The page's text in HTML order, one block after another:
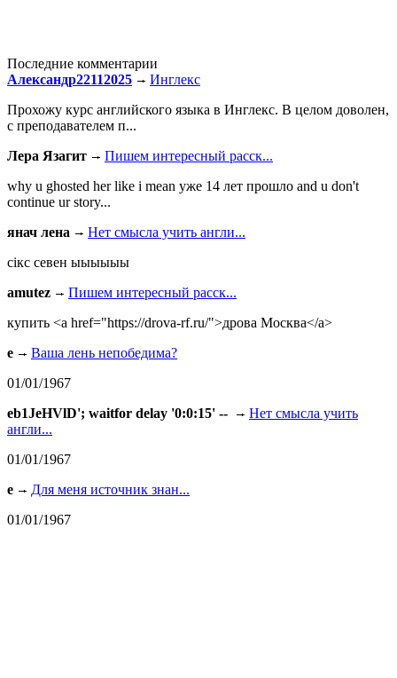
Последние комментарии
Александр22112025
Инглекс
Прохожу курс английского языка в Инглекс. В целом доволен,
с преподавателем п...
Лера Язагит
Пишем интересный расск...
why u ghosted her like i mean уже 14 лет прошло and u don't
continue ur story...
янач лена
Нет смысла учить англи...
сiкс севен ыыыыыы
amutez
Пишем интересный расск...
купить <a href="https://drova-rf.ru/">дрова Москва</a>
e
Ваша лень непобедима?
01/01/1967
eb1JeHVlD'; waitfor delay '0:0:15' --
Нет смысла учить
англи...
01/01/1967
e
Для меня источник знан...
01/01/1967